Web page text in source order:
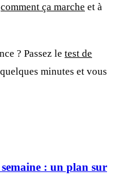
comment ça marche et à
? Passez le test de
minutes et vous
: un plan sur